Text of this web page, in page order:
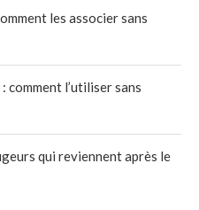
les associer sans
comment l’utiliser sans
qui reviennent après le